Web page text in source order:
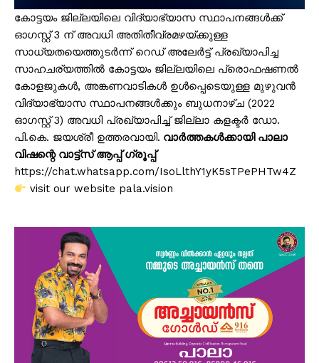
കോട്ടയം ജില്ലയിലെ വിദ്യാഭ്യാസ സ്ഥാപനങ്ങൾക്ക്
ഓഗസ്റ്റ് 3 ന് അവധി അതിതീവ്രമഴയ്ക്കുള്ള
സാധ്യതയെത്തുടർന്ന് റെഡ് അലേർട്ട് പ്രഖ്യാപിച്ച
സാഹചര്യത്തിൽ കോട്ടയം ജില്ലയിലെ പ്രൊഫഷണൽ
കോളജുകൾ, അങ്കണവാടികൾ ഉൾപ്പെടെയുള്ള മുഴുവൻ
വിദ്യാഭ്യാസ സ്ഥാപനങ്ങൾക്കും ബുധനാഴ്ച (2022
ഓഗസ്റ്റ് 3) അവധി പ്രഖ്യാപിച്ച് ജില്ലാ കളക്ടർ ഡോ.
പി.കെ. ജയശ്രീ ഉത്തരവായി. വാർത്തകൾക്കായി പാലാ
വിഷന്റെ വാട്ട്സ് ആപ്പ് ഗ്രൂപ്പ്
https://chat.whatsapp.com/IsoLlthY1yK5sTPePHTw4Z
visit our website pala.vision